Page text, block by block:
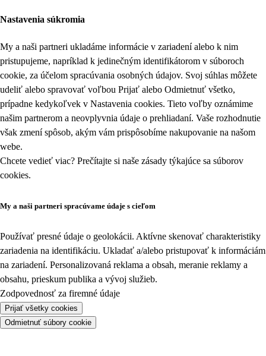
Nastavenia súkromia
My a naši partneri ukladáme informácie v zariadení alebo k nim
pristupujeme, napríklad k jedinečným identifikátorom v súboroch
cookie, za účelom spracúvania osobných údajov. Svoj súhlas môžete
udeliť alebo spravovať voľbou Prijať alebo Odmietnuť všetko,
prípadne kedykoľvek v Nastavenia cookies. Tieto voľby oznámime
našim partnerom a neovplyvnia údaje o prehliadaní. Vaše rozhodnutie
však zmení spôsob, akým vám prispôsobíme nakupovanie na našom
webe.
Chcete vedieť viac? Prečítajte si naše zásady týkajúce sa súborov
cookies.
My a naši partneri spracúvame údaje s cieľom
Používať presné údaje o geolokácii. Aktívne skenovať charakteristiky
zariadenia na identifikáciu. Ukladať a/alebo pristupovať k informáciám
na zariadení. Personalizovaná reklama a obsah, meranie reklamy a
obsahu, prieskum publika a vývoj služieb.
Zodpovednosť za firemné údaje
Prijať všetky cookies
Odmietnuť súbory cookie